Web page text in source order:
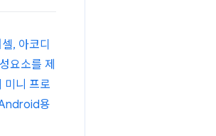
, 아코디
요소를 제
니 프로
용